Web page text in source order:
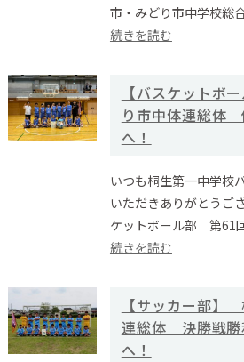
市・みどり市中学校総
続きを読む
【バスケットボ
り市中体連総体
へ！
いつも桐生第一中学校
いただきありがとうご
ケットボール部 第61
続きを読む
【サッカー部】
連総体 決勝戦
へ！